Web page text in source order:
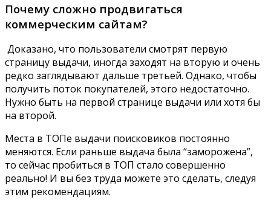
Почему сложно продвигаться
коммерческим сайтам?
Доказано, что пользователи смотрят первую
страницу выдачи, иногда заходят на вторую и очень
редко заглядывают дальше третьей. Однако, чтобы
получить поток покупателей, этого недостаточно.
Нужно быть на первой странице выдачи или хотя бы
на второй.
Места в ТОПе выдачи поисковиков постоянно
меняются. Если раньше выдача была “заморожена”,
то сейчас пробиться в ТОП стало совершенно
реально! И вы без труда можете это сделать, следуя
этим рекомендациям.